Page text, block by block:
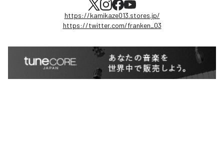
https://kamikaze013.stores.jp/
https://twitter.com/franken_03